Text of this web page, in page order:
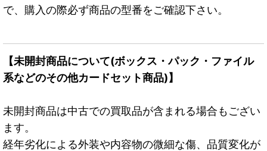
で、購入の際必ず商品の型番をご確認下さい。
【未開封商品について(ボックス・パック・ファイル
系などのその他カードセット商品)】
未開封商品は中古での買取品が含まれる場合もござい
ます。
経年劣化による外装や内容物の微細な傷、品質変化が